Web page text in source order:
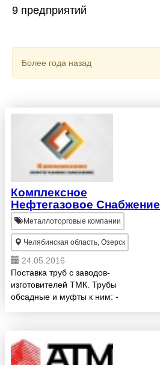
9 предприятий
Более года назад
Комплексное
Нефтегазовое Снабжение
Металлоторговые компании
Челябинская область, Озерск
24.05.2016
Поставка труб с заводов-
изготовителей ТМК. Трубы
обсадные и муфты к ним: -
резьбы ОТТМ, ОТТГ «Баттресс»;
- ТУ14-157-47-97, ТУ14-3Р-29-
200...